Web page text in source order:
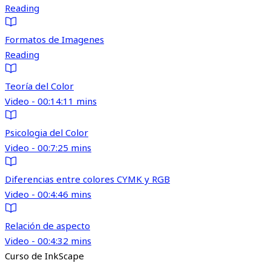
Reading
Formatos de Imagenes
Reading
Teoría del Color
Video - 00:14:11 mins
Psicologia del Color
Video - 00:7:25 mins
Diferencias entre colores CYMK y RGB
Video - 00:4:46 mins
Relación de aspecto
Video - 00:4:32 mins
Curso de InkScape